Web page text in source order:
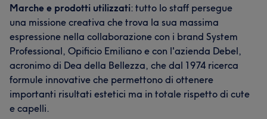
Marche e prodotti utilizzati: tutto lo staff persegue
una missione creativa che trova la sua massima
espressione nella collaborazione con i brand System
Professional, Opificio Emiliano e con l'azienda Debel,
acronimo di Dea della Bellezza, che dal 1974 ricerca
formule innovative che permettono di ottenere
importanti risultati estetici ma in totale rispetto di cute
e capelli.